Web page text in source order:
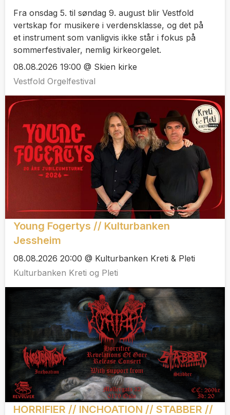
Fra onsdag 5. til søndag 9. august blir Vestfold
vertskap for musikere i verdensklasse, og det på
et instrument som vanligvis ikke står i fokus på
sommerfestivaler, nemlig kirkeorgelet.
08.08.2026 19:00 @ Skien kirke
Vestfold Orgelfestival
Young Fogertys // Kulturbanken
Jessheim
08.08.2026 20:00 @ Kulturbanken Kreti & Pleti
Kulturbanken Kreti og Pleti
HORRIFIER // INCHOATION // STABBER //